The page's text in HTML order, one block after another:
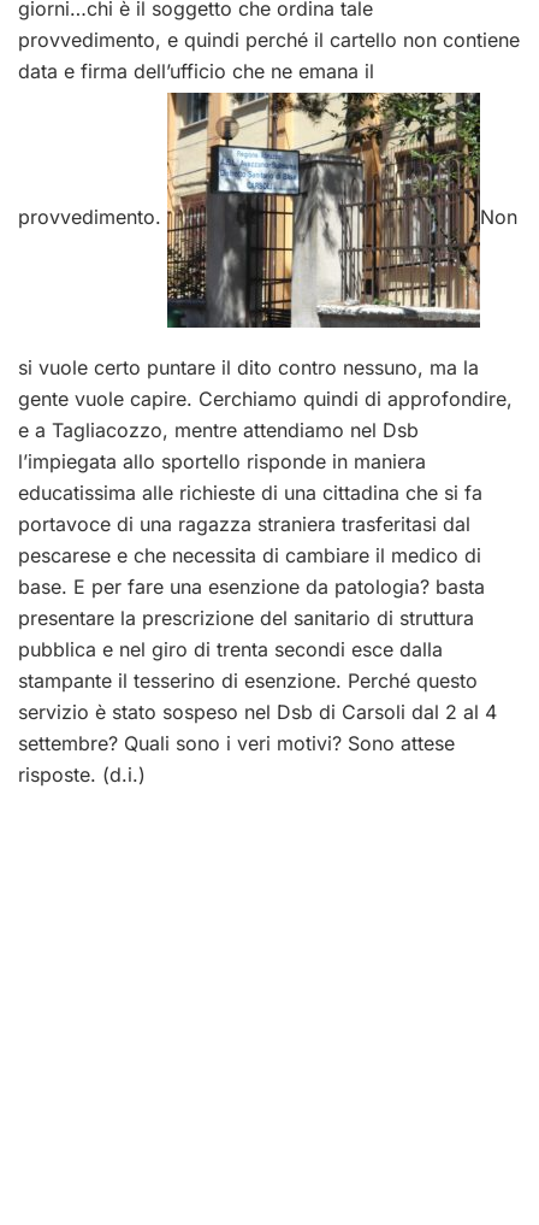
giorni…chi è il soggetto che ordina tale
provvedimento, e quindi perché il cartello non contiene
data e firma dell’ufficio che ne emana il
provvedimento. Non
si vuole certo puntare il dito contro nessuno, ma la
gente vuole capire. Cerchiamo quindi di approfondire,
e a Tagliacozzo, mentre attendiamo nel Dsb
l’impiegata allo sportello risponde in maniera
educatissima alle richieste di una cittadina che si fa
portavoce di una ragazza straniera trasferitasi dal
pescarese e che necessita di cambiare il medico di
base. E per fare una esenzione da patologia? basta
presentare la prescrizione del sanitario di struttura
pubblica e nel giro di trenta secondi esce dalla
stampante il tesserino di esenzione. Perché questo
servizio è stato sospeso nel Dsb di Carsoli dal 2 al 4
settembre? Quali sono i veri motivi? Sono attese
risposte. (d.i.)